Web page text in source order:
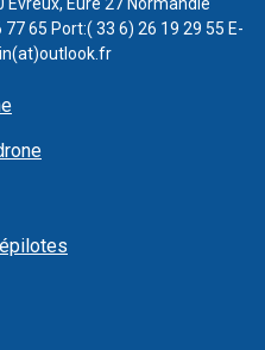
65 Port:( 33 6) 26 19 29 55 E-